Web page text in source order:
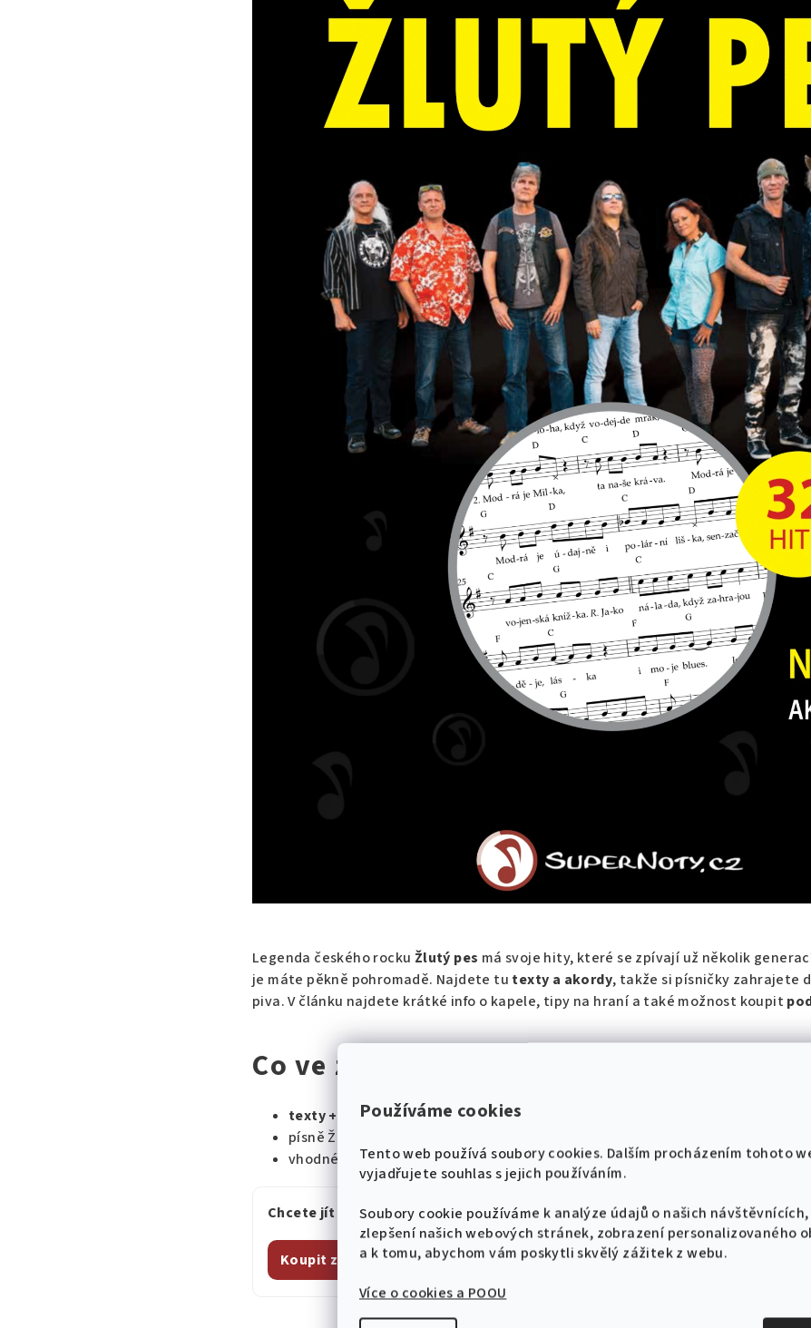
Používáme cookies
Tento web používá soubory cookies. Dalším procházením tohoto
vyjadřujete souhlas s jejich používáním.
Soubory cookie používáme k analýze údajů o našich návštěvnících,
zlepšení našich webových stránek, zobrazení personalizovaného
a k tomu, abychom vám poskytli skvělý zážitek z webu.
Více o cookies a POOU
Legenda českého rocku Žlutý pes má svoje hity, které se zpívají už několik
je máte pěkně pohromadě. Najdete tu texty a akordy, takže si písničky zahrajete
piva. V článku najdete krátké info o kapele, tipy na hraní a také možnost koupit
Co ve zpěvníku najdete
texty + akordy(ideální pro kytaru)
písně Žlutého psa přehledně v jedné knize
vhodné pro hraní doma i ve skupině (zkouška / táborák / jam)
Chcete jít rovnou na produkt?
Koupit zpěvník Žlutý pes Chci podepsaný kus Edice SuperNoty